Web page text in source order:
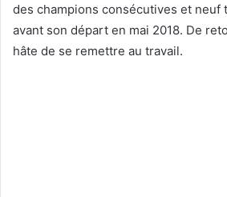
des champions consécutives et neuf
avant son départ en mai 2018. De
hâte de se remettre au travail.